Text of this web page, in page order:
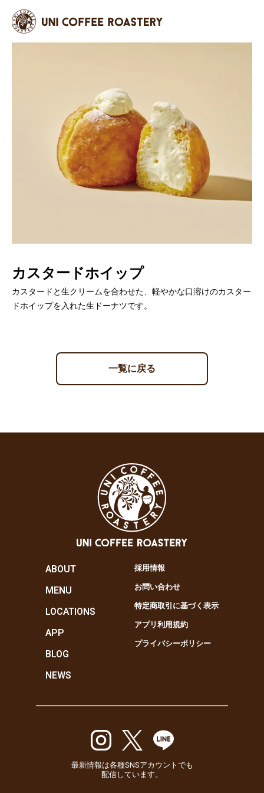
カスタードホイップ
カスタードと生クリームを合わせた、軽やかな口溶けのカスター
ドホイップを入れた生ドーナツです。
一覧に戻る
ABOUT
MENU
LOCATIONS
APP
BLOG
NEWS
採用情報
お問い合わせ
特定商取引に基づく表示
アプリ利用規約
プライバシーポリシー
最新情報は各種SNSアカウントでも
配信しています。